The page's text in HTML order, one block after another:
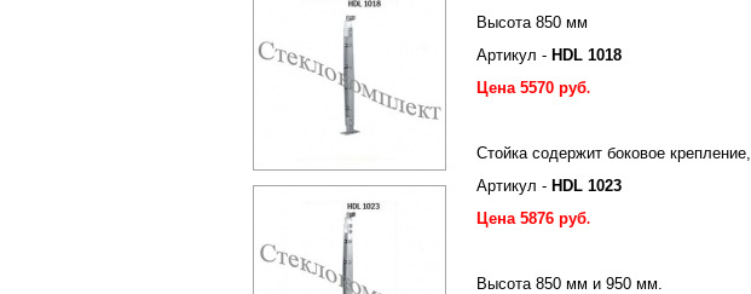
Высота 850 мм
Артикул - HDL 1018
Цена 5570 руб.
Стойка содержит боковое крепление,
Артикул - HDL 1023
Цена 5876 руб.
Высота 850 мм и 950 мм.